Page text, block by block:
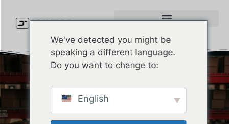
Dad Cap
Manufacturer
We've detected you might be
speaking a different language.
Do you want to change to:
English